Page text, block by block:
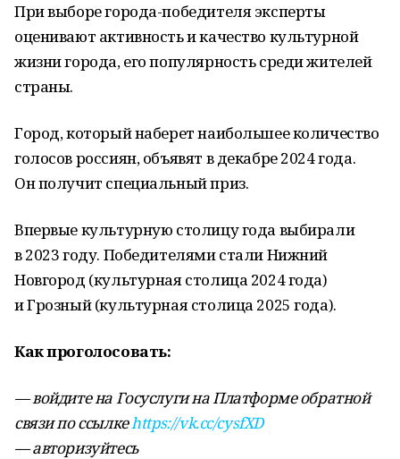
При выборе города-победителя эксперты
оценивают активность и качество культурной
жизни города, его популярность среди жителей
страны.
Город, который наберет наибольшее количество
голосов россиян, объявят в декабре 2024 года.
Он получит специальный приз.
Впервые культурную столицу года выбирали
в 2023 году. Победителями стали Нижний
Новгород (культурная столица 2024 года)
и Грозный (культурная столица 2025 года).
Как проголосовать:
— войдите на Госуслуги на Платформе обратной
связи по ссылкеhttps://vk.cc/cysfXD
— авторизуйтесь